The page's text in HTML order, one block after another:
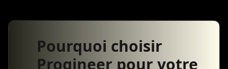
Pourquoi choisir
Progineer pour votre